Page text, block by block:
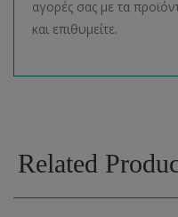
αγορές σας με τα
και επιθυμείτε.
Related